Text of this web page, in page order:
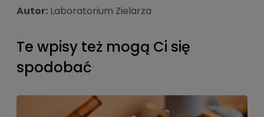
Autor: Laboratorium Zielarza
Te wpisy też mogą Ci się
spodobać